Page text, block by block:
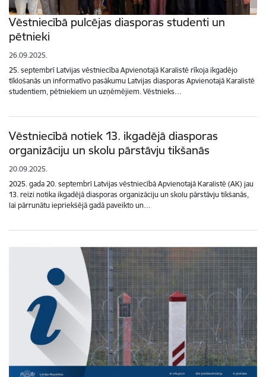
Vēstniecībā pulcējas diasporas studenti un
pētnieki
26.09.2025.
25. septembrī Latvijas vēstniecība Apvienotajā Karalistē rīkoja ikgadējo
tīklošanās un informatīvo pasākumu Latvijas diasporas Apvienotajā Karalistē
studentiem, pētniekiem un uzņēmējiem. Vēstnieks…
Vēstniecībā notiek 13. ikgadējā diasporas
organizāciju un skolu pārstāvju tikšanās
20.09.2025.
2025. gada 20. septembrī Latvijas vēstniecībā Apvienotajā Karalistē (AK) jau
13. reizi notika ikgadējā diasporas organizāciju un skolu pārstāvju tikšanās,
lai pārrunātu iepriekšējā gadā paveikto un…